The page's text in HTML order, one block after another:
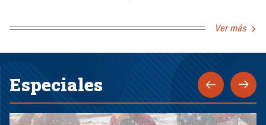
Ver más
Especiales